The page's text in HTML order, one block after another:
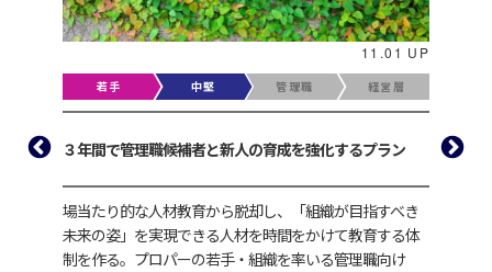
プラ
11.01 UP
若手 中堅 管理職 経営層
３年間で管理職候補者と新人の育成を強化するプラン
場当たり的な人材教育から脱却し、「組織が目指すべき
未来の姿」を実現できる人材を時間をかけて教育する体
制を作る。プロパーの若手・組織を率いる管理職向け
全階
ラン